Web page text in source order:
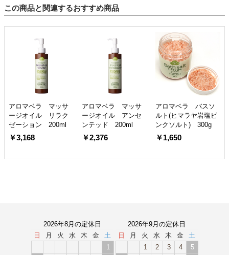
この商品と関連するおすすめ商品
アロマベラ マッサ
ージオイル リラク
ゼーション 200ml
￥3,168
アロマベラ マッサ
ージオイル アンセ
ンテッド 200ml
￥2,376
アロマベラ バスソ
ルト(ヒマラヤ岩塩ピ
ンクソルト) 300g
￥1,650
2026年8月の定休日
日
月 火 水 木 金
土
1
2026年9月の定休日
日
月 火 水 木 金
土
1
2 3 4
5